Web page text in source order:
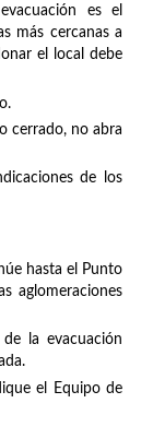
es el
más cercanas a
el local debe
cerrado, no abra
de los
hasta el Punto
aglomeraciones
la evacuación
el Equipo de